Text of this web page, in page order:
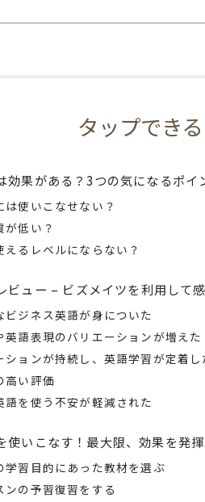
タップでき
効果がある？3つの気になるポイ
は使いこなせない？
が低い？
えるレベルにならない？
ビュー – ビズメイツを利用して
ビジネス英語が身についた
英語表現のバリエーションが増えた
ションが持続し、英語学習が定着し
高い評価
語を使う不安が軽減された
使いこなす！最大限、効果を発
習目的にあった教材を選ぶ
の予習復習をする